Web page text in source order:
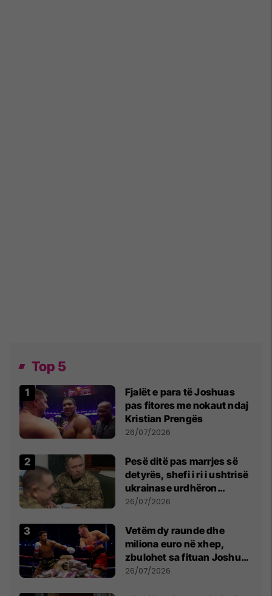
Top 5
Fjalët e para të Joshuas
pas fitores me nokaut ndaj
Kristian Prengës
26/07/2026
Pesë ditë pas marrjes së
detyrës, shefi i ri i ushtrisë
ukrainase urdhëron
kontroll të madh
26/07/2026
Vetëm dy raunde dhe
miliona euro në xhep,
zbulohet sa fituan Joshua
e Prenga
26/07/2026